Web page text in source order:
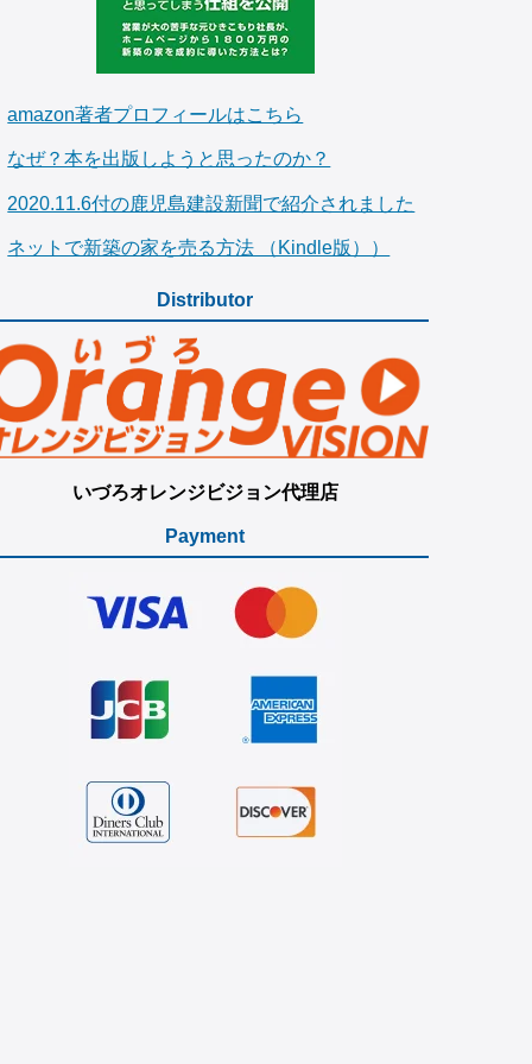
amazon著者プロフィールはこちら
なぜ？本を出版しようと思ったのか？
2020.11.6付の鹿児島建設新聞で紹介されました
ネットで新築の家を売る方法 （Kindle版））
Distributor
いづろオレンジビジョン代理店
Payment